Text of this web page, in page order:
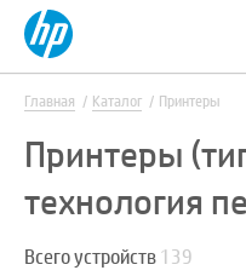
Главная Каталог Принтеры
Принтеры
технология
Всего устройств139